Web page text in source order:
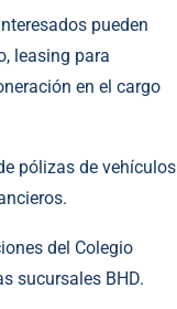
pueden
leasing para
en el cargo
pólizas de vehículos
del Colegio
sucursales BHD.